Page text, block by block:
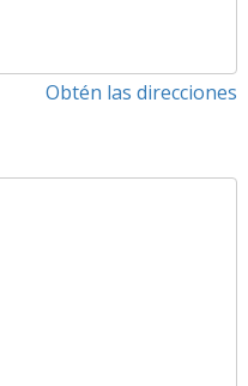
Obtén las direcciones